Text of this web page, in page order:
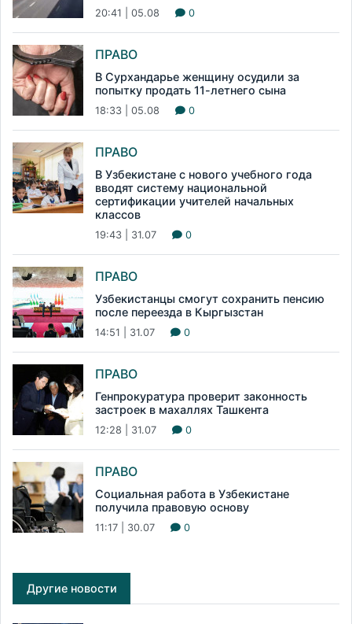
20:41 | 05.08 0
ПРАВО
В Сурхандарье женщину осудили за
попытку продать 11-летнего сына
18:33 | 05.08 0
ПРАВО
В Узбекистане с нового учебного года
вводят систему национальной
сертификации учителей начальных
классов
19:43 | 31.07 0
ПРАВО
Узбекистанцы смогут сохранить пенсию
после переезда в Кыргызстан
14:51 | 31.07 0
ПРАВО
Генпрокуратура проверит законность
застроек в махаллях Ташкента
12:28 | 31.07 0
ПРАВО
Социальная работа в Узбекистане
получила правовую основу
11:17 | 30.07 0
Другие новости